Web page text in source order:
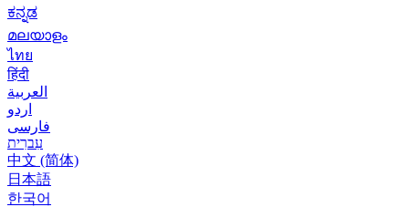
ಕನ್ನಡ
മലയാളം
ไทย
हिंदी
العربية
اردو
فارسی
עִברִית
中文 (简体)
日本語
한국어